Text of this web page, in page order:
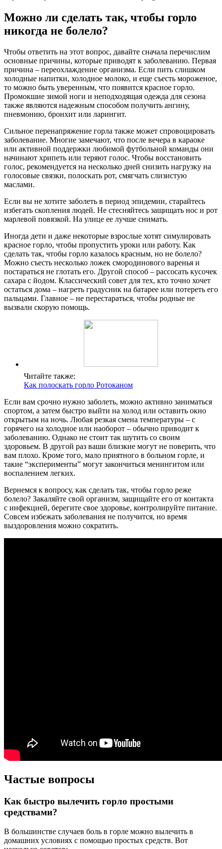
Можно ли сделать так, чтобы горло
никогда не болело?
Чтобы ответить на этот вопрос, давайте сначала перечислим
основные причины, которые приводят к заболеванию. Первая
причина – переохлаждение организма. Если пить слишком
холодные напитки, холодное молоко, и еще съесть мороженое,
то можно быть уверенным, что появится красное горло.
Промокшие зимой ноги и неподходящая одежда для сезона
также являются надежным способом получить ангину,
пневмонию, бронхит или ларингит.
Сильное перенапряжение горла также может спровоцировать
заболевание. Многие замечают, что после вечера в караоке
или активной поддержки любимой футбольной команды они
начинают хрипеть или теряют голос. Чтобы восстановить
голос, рекомендуется на несколько дней снизить нагрузку на
голосовые связки, полоскать рот, смягчать слизистую
маслами.
Если вы не хотите заболеть в период эпидемии, старайтесь
избегать скопления людей. Не стесняйтесь защищать нос и рот
марлевой повязкой. На улице ее лучше снимать.
Иногда дети и даже некоторые взрослые хотят симулировать
красное горло, чтобы пропустить уроки или работу. Как
сделать так, чтобы горло казалось красным, но не болело?
Можно съесть несколько ложек смородинового варенья и
постараться не глотать его. Другой способ – рассосать кусочек
сахара с йодом. Классический совет для тех, кто точно хочет
остаться дома – нагреть градусник на батарее или потереть его
пальцами. Главное – не перестараться, чтобы родные не
вызвали скорую помощь.
Читайте также:
Как полоскать горло Ротоканом
Если вам срочно нужно заболеть, можно активно заниматься
спортом, а затем быстро выйти на холод или оставить окно
открытым на ночь. Любая резкая смена температуры – с
горячего на холодное или наоборот – обычно приводит к
заболеванию. Однако не стоит так шутить со своим
здоровьем. В другой раз ваши близкие могут не поверить, что
вам плохо. Кроме того, мало приятного в больном горле, и
такие “эксперименты” могут закончиться менингитом или
воспалением легких.
Вернемся к вопросу, как сделать так, чтобы горло реже
болело? Закаляйте свой организм, защищайте его от контакта
с инфекцией, берегите свое здоровье, контролируйте питание.
Совсем избежать заболевания не получится, но время
выздоровления можно сократить.
Частые вопросы
Как быстро вылечить горло простыми
средствами?
В большинстве случаев боль в горле можно вылечить в
домашних условиях с помощью простых средств. Вот